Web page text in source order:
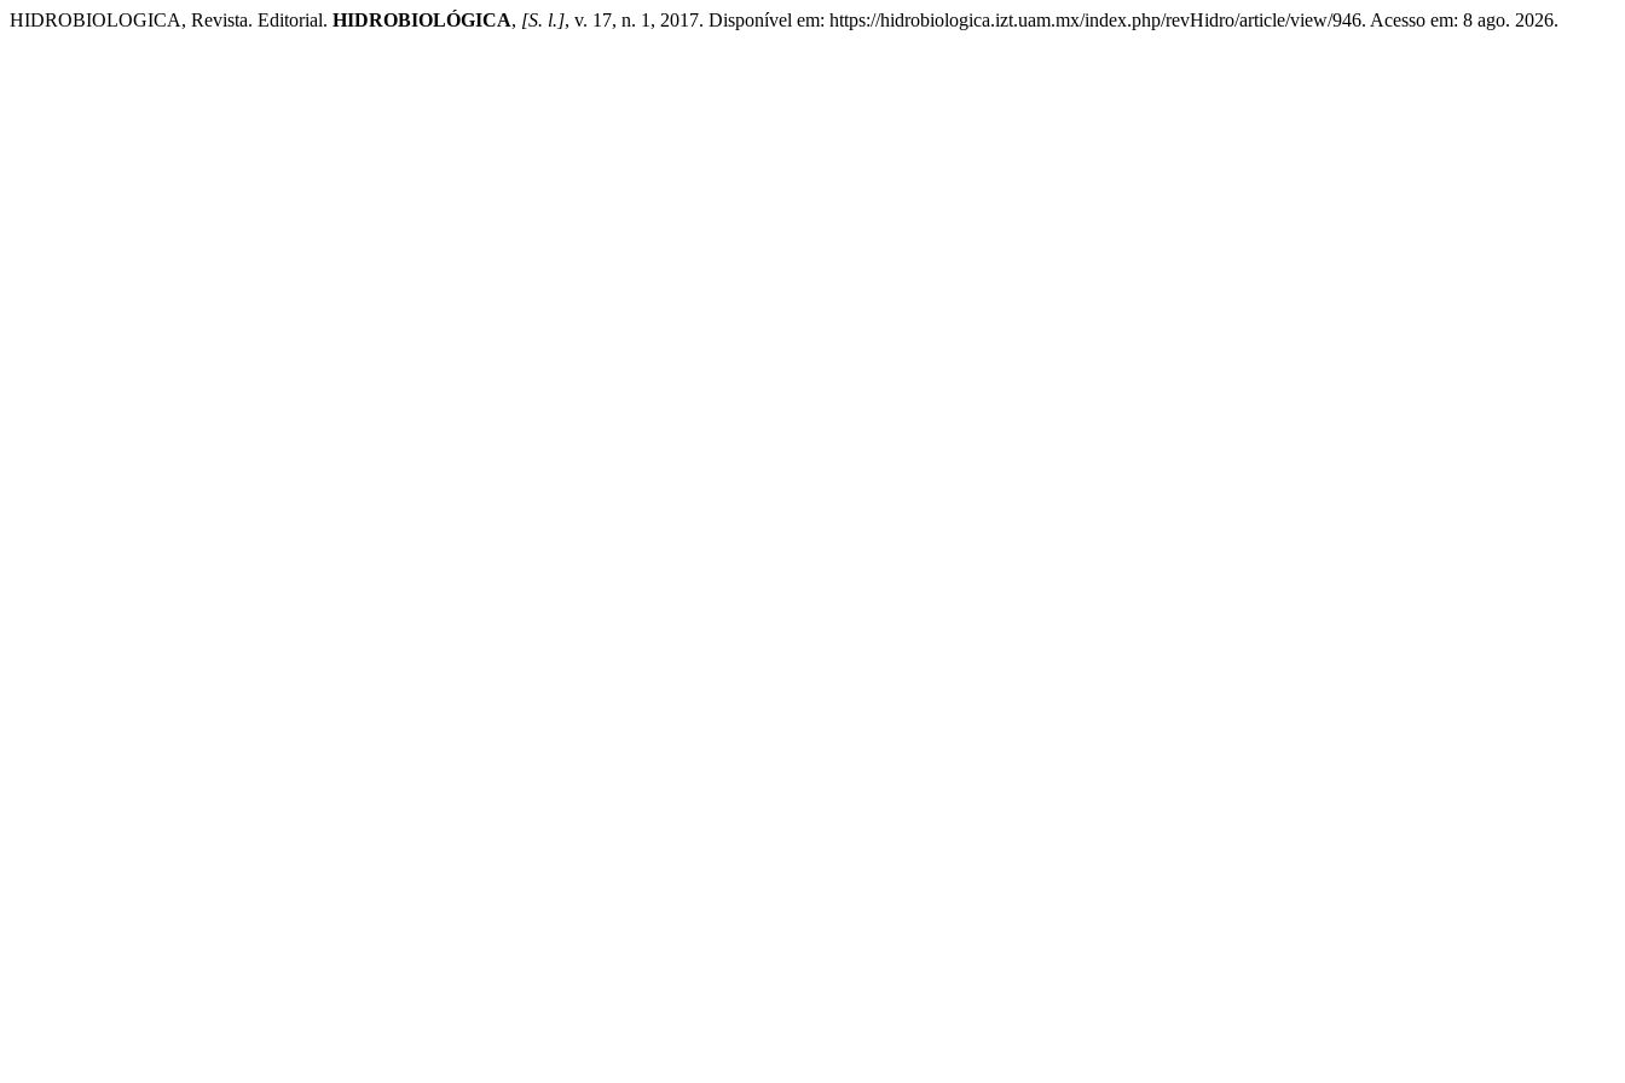
HIDROBIOLOGICA, Revista. Editorial. HIDROBIOLÓGICA, [S. l.], v. 17, n. 1, 2017. Disponível em: https://hidrobiologica.izt.uam.mx/index.php/revHidro/article/view/946. Acesso em: 8 ago. 2026.